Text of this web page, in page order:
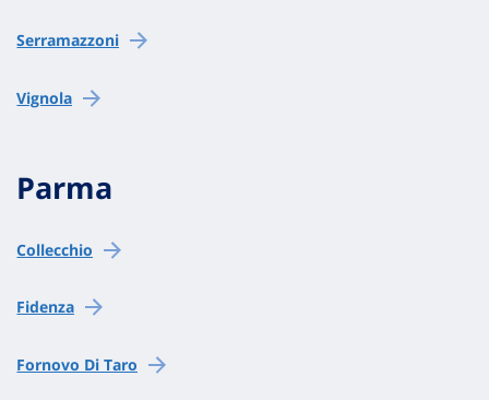
Serramazzoni
Vignola
Parma
Collecchio
Fidenza
Fornovo Di Taro